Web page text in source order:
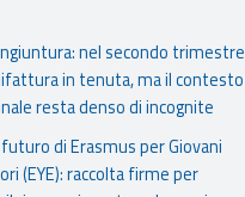
nel secondo trimestre
in tenuta, ma il contesto
resta denso di incognite
di Erasmus per Giovani
(EYE): raccolta firme per